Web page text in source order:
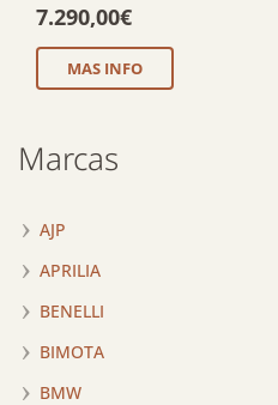
7.290,00€
MAS INFO
Marcas
AJP
APRILIA
BENELLI
BIMOTA
BMW